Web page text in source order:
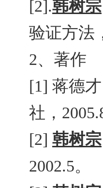
[2].韩树宗
验证方法
2、著作
[1] 蒋德才
社，
[2] 韩树宗
2002.5。